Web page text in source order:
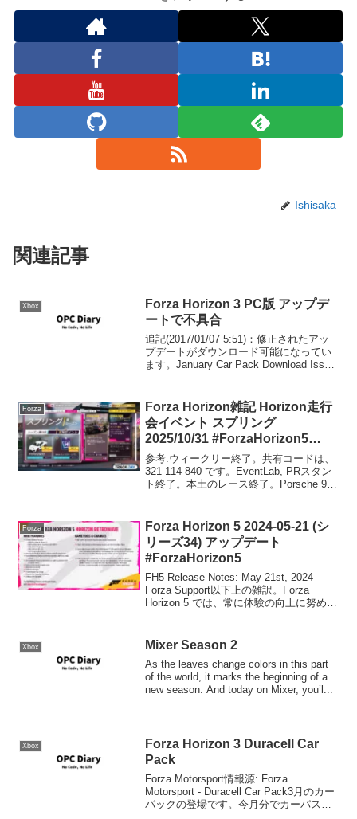
Ishisaka
関連記事
Xbox
Forza Horizon 3 PC版 アップデ
ートで不具合
追記(2017/01/07 5:51)：修正されたアッ
プデートがダウンロード可能になってい
ます。January Car Pack Download Issue
Forza
Forza Horizon雑記 Horizon走行
会イベント スプリング
2025/10/31 #ForzaHorizon5
#Forzathon
参考:ウィークリー終了。共有コードは、
321 114 840 です。EventLab, PRスタン
ト終了。本土のレース終了。Porsche 911
て、な...
Forza
Forza Horizon 5 2024-05-21 (シ
リーズ34) アップデート
#ForzaHorizon5
FH5 Release Notes: May 21st, 2024 –
Forza Support以下上の雑訳。Forza
Horizon 5 では、常に体験の向上に努めて
Xbox Mixer Season 2
As the leaves change colors in this part
of the world, it marks the beginning of a
new season. And today on Mixer, you’l...
Xbox
Forza Horizon 3 Duracell Car
Pack
Forza Motorsport情報源: Forza
Motorsport - Duracell Car Pack3月のカー
パックの登場です。今月分でカーパスの